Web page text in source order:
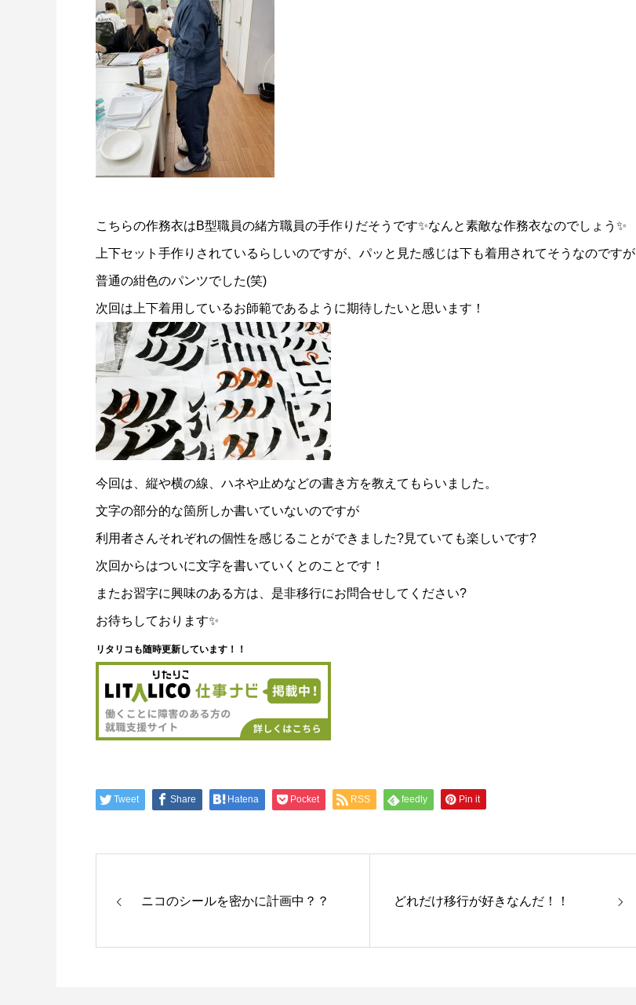
こちらの作務衣はB型職員の緒方職員の手作りだそうです✨なんと素敵な作務衣なのでしょう✨
上下セット手作りされているらしいのですが、パッと見た感じは下も着用されてそうなのですが
普通の紺色のパンツでした(笑)
次回は上下着用しているお師範であるように期待したいと思います！
今回は、縦や横の線、ハネや止めなどの書き方を教えてもらいました。
文字の部分的な箇所しか書いていないのですが
利用者さんそれぞれの個性を感じることができました?見ていても楽しいです?
次回からはついに文字を書いていくとのことです！
またお習字に興味のある方は、是非移行にお問合せしてください?
お待ちしております✨
リタリコも随時更新しています！！
Tweet Share Hatena Pocket RSS feedly Pin it
ニコのシールを密かに計画中？？ どれだけ移行が好きなんだ！！